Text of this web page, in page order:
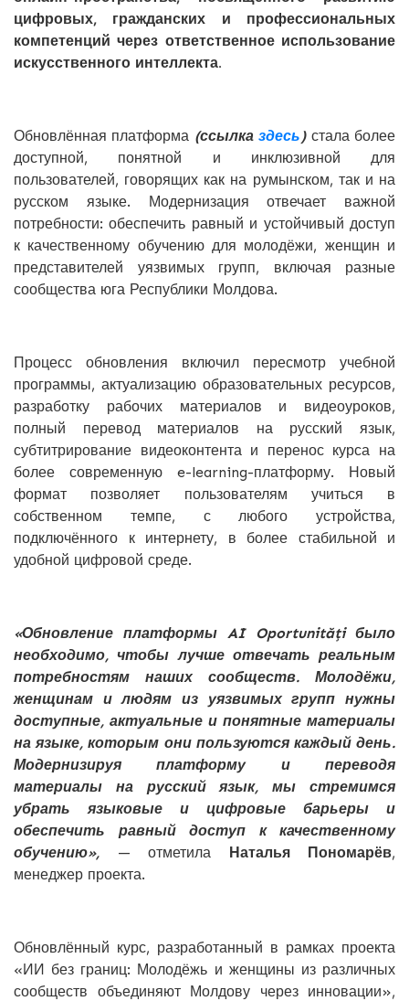
цифровых, гражданских и профессиональных
компетенций через ответственное использование
искусственного интеллекта.
Обновлённая платформа (ссылказдесь )стала более
доступной, понятной и инклюзивной для
пользователей, говорящих как на румынском, так и на
русском языке. Модернизация отвечает важной
потребности: обеспечить равный и устойчивый доступ
к качественному обучению для молодёжи, женщин и
представителей уязвимых групп, включая разные
сообщества юга Республики Молдова.
Процесс обновления включил пересмотр учебной
программы, актуализацию образовательных ресурсов,
разработку рабочих материалов и видеоуроков,
полный перевод материалов на русский язык,
субтитрирование видеоконтента и перенос курса на
более современную e-learning-платформу. Новый
формат позволяет пользователям учиться в
собственном темпе, с любого устройства,
подключённого к интернету, в более стабильной и
удобной цифровой среде.
«Обновление платформы AI Oportunități было
необходимо, чтобы лучше отвечать реальным
потребностям наших сообществ. Молодёжи,
женщинам и людям из уязвимых групп нужны
доступные, актуальные и понятные материалы
на языке, которым они пользуются каждый день.
Модернизируя платформу и переводя
материалы на русский язык, мы стремимся
убрать языковые и цифровые барьеры и
обеспечить равный доступ к качественному
обучению», — отметила Наталья Пономарёв,
менеджер проекта.
Обновлённый курс, разработанный в рамках проекта
«ИИ без границ: Молодёжь и женщины из различных
сообществ объединяют Молдову через инновации»,